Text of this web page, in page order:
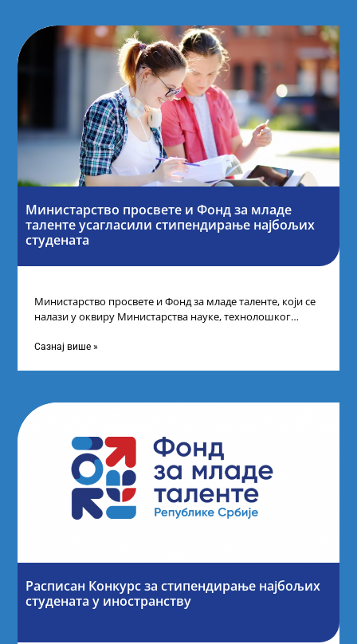
Министарство просвете и Фонд за младе
таленте усагласили стипендирање најбољих
студената
Министарство просвете и Фонд за младе таленте, који се
налази у оквиру Министарства науке, технолошког
Сазнај више »
Расписан Конкурс за стипендирање најбољих
студената y иностранству